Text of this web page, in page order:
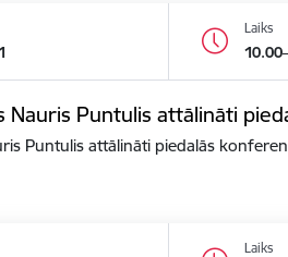
Laiks
Nauris Puntulis attālināti
Puntulis attālināti piedalās
Laiks